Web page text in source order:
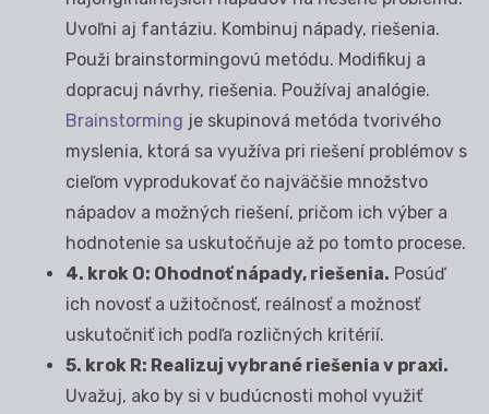
Uvoľni aj fantáziu. Kombinuj nápady, riešenia.
Použi brainstormingovú metódu. Modifikuj a
dopracuj návrhy, riešenia. Používaj analógie.
Brainstorming je skupinová metóda tvorivého
myslenia, ktorá sa využíva pri riešení problémov s
cieľom vyprodukovať čo najväčšie množstvo
nápadov a možných riešení, pričom ich výber a
hodnotenie sa uskutočňuje až po tomto procese.
4. krok O: Ohodnoť nápady, riešenia. Posúď
ich novosť a užitočnosť, reálnosť a možnosť
uskutočniť ich podľa rozličných kritérií.
5. krok R: Realizuj vybrané riešenia v praxi.
Uvažuj, ako by si v budúcnosti mohol využiť